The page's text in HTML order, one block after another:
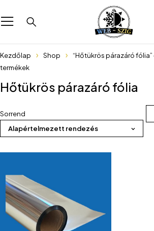
Kezdőlap Shop
“Hőtükrös párazáró
termékek
Hőtükrös párazáró fólia
Sorrend
Alapértelmezett rendezés